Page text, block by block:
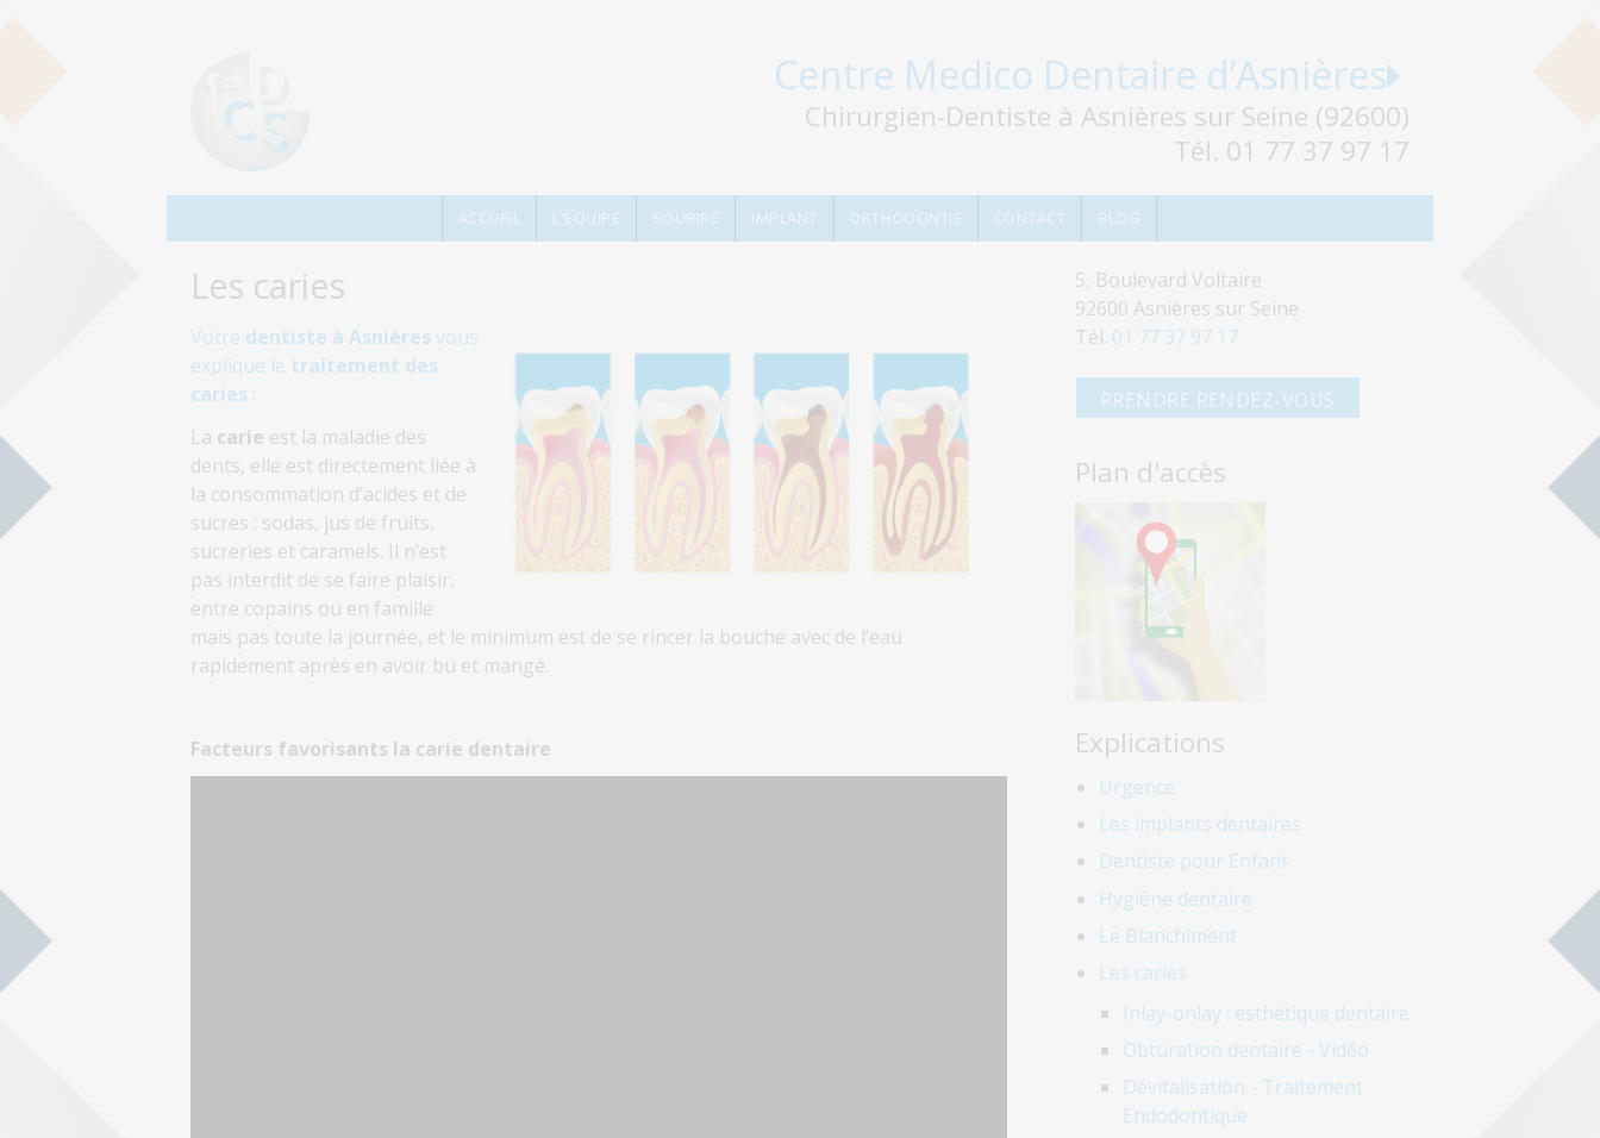
Centre Medico Dentaire d’Asnières
Chirurgien-Dentiste à Asnières sur Seine (92600)
Tél. 01 77 37 97 17
ACCUEIL L'ÉQUIPE SOURIRE IMPLANT ORTHODONTIE CONTACT BLOG
Les caries
Votre dentiste à Asnières vous
explique le traitement des
caries :
La carie est la maladie des
dents, elle est directement liée à
la consommation d’acides et de
sucres : sodas, jus de fruits,
sucreries et caramels. Il n’est
pas interdit de se faire plaisir,
entre copains ou en famille
mais pas toute la journée, et le minimum est de se rincer la bouche avec de l’eau
rapidement après en avoir bu et mangé.
Facteurs favorisants la carie dentaire
5, Boulevard Voltaire
92600 Asnières sur Seine
Tél. 01 77 37 97 17
PRENDRE RENDEZ-VOUS
Plan d'accès
Explications
Urgence
Les implants dentaires
Dentiste pour Enfant
Hygiène dentaire
Le Blanchiment
Les caries
Inlay-onlay : esthétique dentaire
Obturation dentaire - Vidéo
Dévitalisation - Traitement
Endodontique